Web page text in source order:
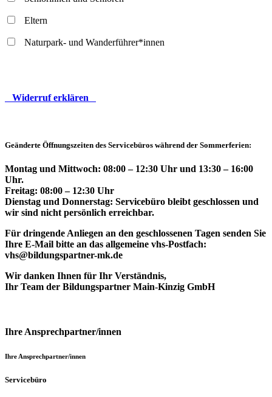
Eltern
Naturpark- und Wanderführer*innen
Widerruf erklären
Geänderte Öffnungszeiten des Servicebüros während der Sommerferien:
Montag und Mittwoch: 08:00 – 12:30 Uhr und 13:30 – 16:00
Uhr.
Freitag: 08:00 – 12:30 Uhr
Dienstag und Donnerstag: Servicebüro bleibt geschlossen und
wir sind nicht persönlich erreichbar.
Für dringende Anliegen an den geschlossenen Tagen senden Sie
Ihre E-Mail bitte an das allgemeine vhs-Postfach:
vhs@bildungspartner-mk.de
Wir danken Ihnen für Ihr Verständnis,
Ihr Team der Bildungspartner Main-Kinzig GmbH
Ihre Ansprechpartner/innen
Ihre Ansprechpartner/innen
Servicebüro